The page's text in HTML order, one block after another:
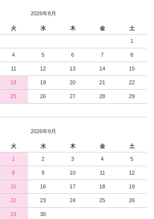
2026年8月
火 水 木 金 土
1
4 5 6 7 8
11 12 13 14 15
18 19 20 21 22
25 26 27 28 29
2026年9月
火 水 木 金 土
1 2 3 4 5
8 9 10 11 12
15 16 17 18 19
22 23 24 25 26
29 30